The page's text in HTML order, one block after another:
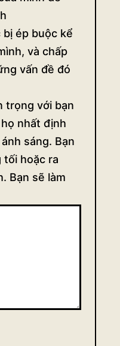
bị ép buộc kể
và chấp
vấn đề đó
trọng với bạn
nhất định
sáng. Bạn
tối hoặc ra
Bạn sẽ làm